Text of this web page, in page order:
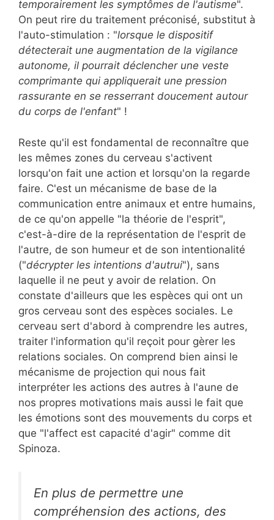
temporairement les symptômes de l'autisme".
On peut rire du traitement préconisé, substitut à
l'auto-stimulation : "lorsque le dispositif
détecterait une augmentation de la vigilance
autonome, il pourrait déclencher une veste
comprimante qui appliquerait une pression
rassurante en se resserrant doucement autour
du corps de l'enfant" !
Reste qu'il est fondamental de reconnaître que
les mêmes zones du cerveau s'activent
lorsqu'on fait une action et lorsqu'on la regarde
faire. C'est un mécanisme de base de la
communication entre animaux et entre humains,
de ce qu'on appelle "la théorie de l'esprit",
c'est-à-dire de la représentation de l'esprit de
l'autre, de son humeur et de son intentionalité
("décrypter les intentions d'autrui"), sans
laquelle il ne peut y avoir de relation. On
constate d'ailleurs que les espèces qui ont un
gros cerveau sont des espèces sociales. Le
cerveau sert d'abord à comprendre les autres,
traiter l'information qu'il reçoit pour gèrer les
relations sociales. On comprend bien ainsi le
mécanisme de projection qui nous fait
interpréter les actions des autres à l'aune de
nos propres motivations mais aussi le fait que
les émotions sont des mouvements du corps et
que "l'affect est capacité d'agir" comme dit
Spinoza.
En plus de permettre une
compréhension des actions, des